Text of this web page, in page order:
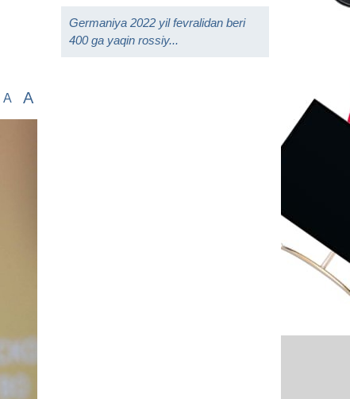
A A
Germaniya 2022 yil fevralidan beri
400 ga yaqin rossiy...